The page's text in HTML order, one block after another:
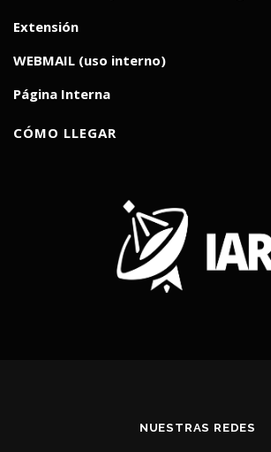
Extensión
WEBMAIL (uso interno)
Página Interna
CÓMO LLEGAR
NUESTRAS REDES